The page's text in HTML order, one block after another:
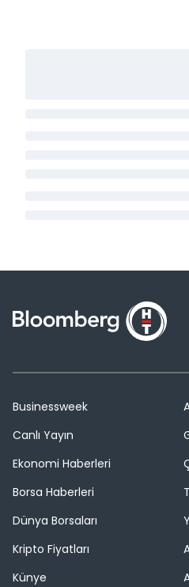
Businessweek
Canlı Yayın
Ekonomi Haberleri
Borsa Haberleri
Dünya Borsaları
Kripto Fiyatları
Künye